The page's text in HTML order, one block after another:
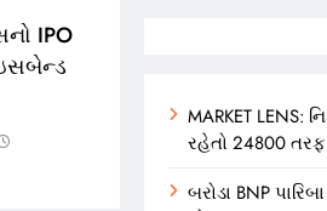
IPO
MARKET LENS:
રહેતો 24800
બરોડા BNP